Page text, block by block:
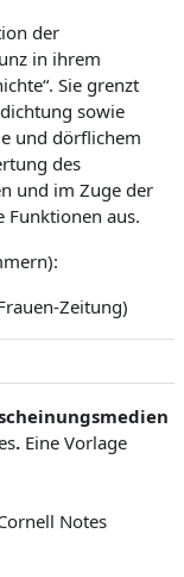
der
in ihrem
Sie grenzt
sowie
und dörflichem
des
und im Zuge der
Funktionen aus.
Zeitung)
. Eine Vorlage
Notes